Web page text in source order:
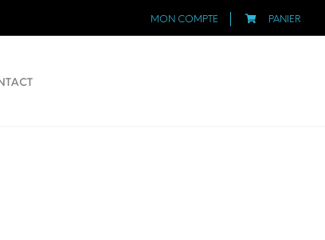
MON COMPTE PANIER